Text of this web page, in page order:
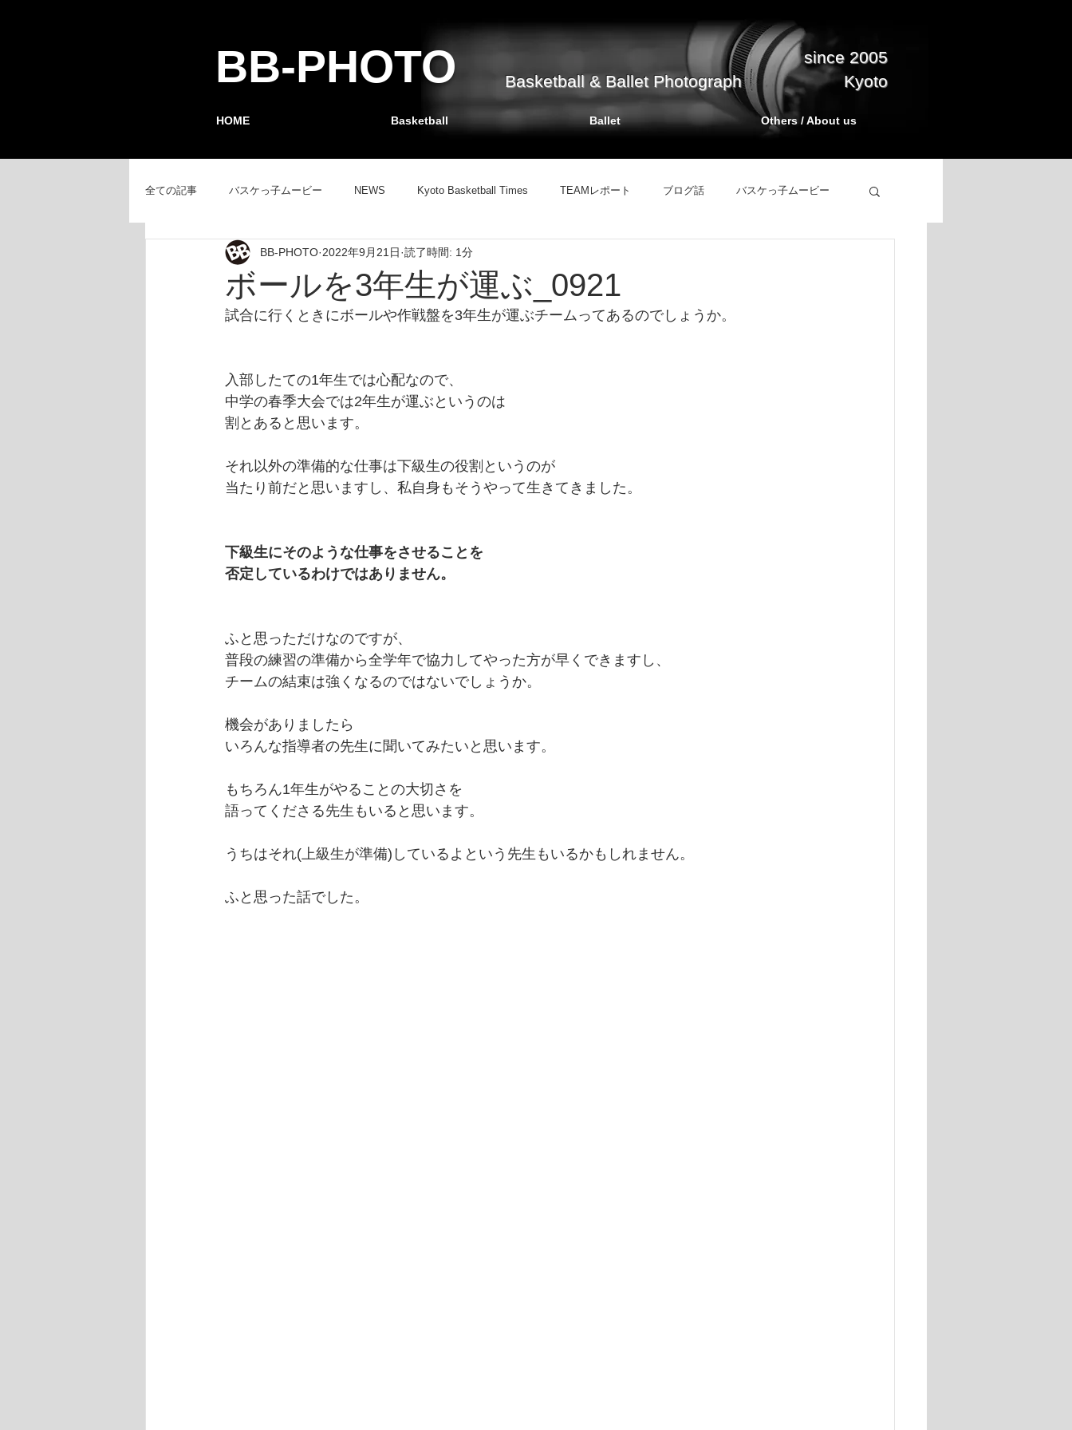
BB-PHOTO since 2005
HOME Basketball Ballet Others / About us
Basketball & Ballet Photograph Kyoto
全ての記事 バスケっ子ムービー NEWS Kyoto Basketball Times TEAMレポート ブログ話 バスケっ子ムービー
チーム紹介 GAMEレポート TEAMレポート バスケット掲示板
ボールを3年生が運ぶ_0921
BB-PHOTO 2022年9月21日 読了時間: 1分
試合に行くときにボールや作戦盤を3年生が運ぶチームってあるのでしょうか。
入部したての1年生では心配なので、
中学の春季大会では2年生が運ぶというのは
割とあると思います。
それ以外の準備的な仕事は下級生の役割というのが
当たり前だと思いますし、私自身もそうやって生きてきました。
下級生にそのような仕事をさせることを
否定しているわけではありません。
ふと思っただけなのですが、
普段の練習の準備から全学年で協力してやった方が早くできますし、
チームの結束は強くなるのではないでしょうか。
機会がありましたら
いろんな指導者の先生に聞いてみたいと思います。
もちろん1年生がやることの大切さを
語ってくださる先生もいると思います。
うちはそれ(上級生が準備)しているよという先生もいるかもしれません。
ふと思った話でした。